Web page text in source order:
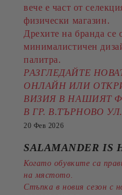
вече е част от
физически магазин.
Дрехите на бранда се
минималистичен
палитра.
РАЗГЛЕДАЙТЕ
ОНЛАЙН ИЛИ
ВИЗИЯ В НАШИЯТ
В ГР. В.ТЪРНОВО
20 Фев 2026
SALAMANDER IS
Когато обувките са
на мястото.
Стъпка в новия сезон с